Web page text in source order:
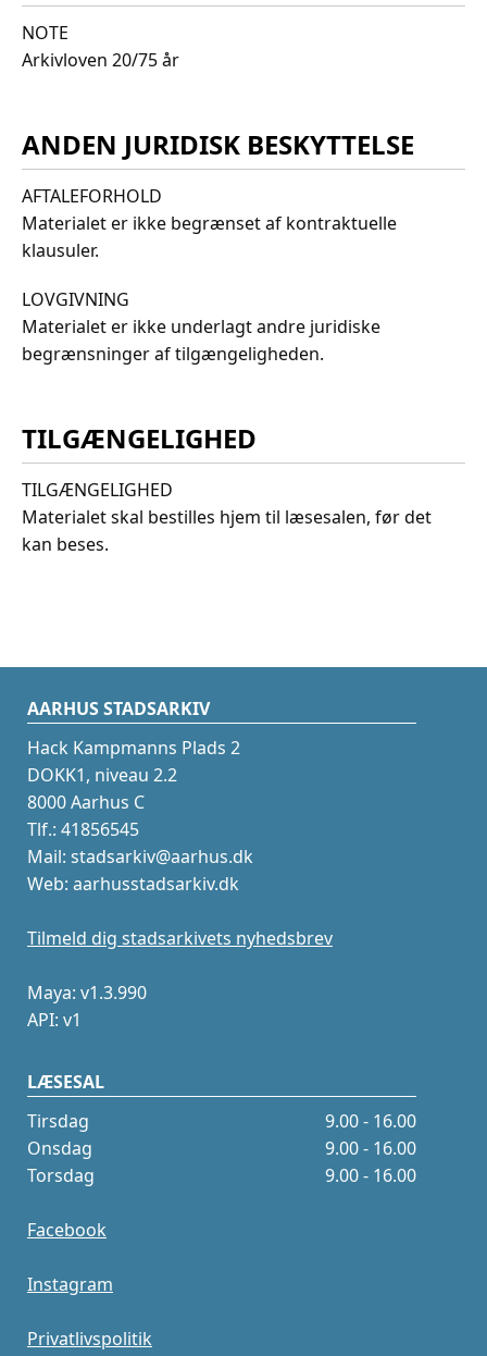
NOTE
Arkivloven 20/75 år
ANDEN JURIDISK BESKYTTELSE
AFTALEFORHOLD
Materialet er ikke begrænset af kontraktuelle
klausuler.
LOVGIVNING
Materialet er ikke underlagt andre juridiske
begrænsninger af tilgængeligheden.
TILGÆNGELIGHED
TILGÆNGELIGHED
Materialet skal bestilles hjem til læsesalen, før det
kan beses.
AARHUS STADSARKIV
Hack Kampmanns Plads 2
DOKK1, niveau 2.2
8000 Aarhus C
Tlf.: 41856545
Mail: stadsarkiv@aarhus.dk
Web: aarhusstadsarkiv.dk
Tilmeld dig stadsarkivets nyhedsbrev
Maya: v1.3.990
API: v1
LÆSESAL
Tirsdag
9.00 - 16.00
Onsdag
9.00 - 16.00
Torsdag
9.00 - 16.00
Facebook
Instagram
Privatlivspolitik